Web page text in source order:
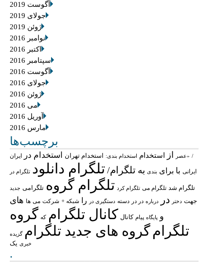
آگوست 2019
جولای 2019
ژوئن 2019
نوامبر 2016
اکتبر 2016
سپتامبر 2016
آگوست 2016
جولای 2016
ژوئن 2016
می 2016
آوریل 2016
مارس 2016
برچسب‌ها
«عصر از استخدام استخدام بندی: استخدام تهران استخدام در ایران
ایرانی با برای بندی بهتلگرام/تلگرام دانلود تلگرام در
تلگرام شد تلگرام می تلگرام کرد تلگرام گروه تلگرامی جدید
جهت دختر در درباره در در دسته دستگیری در را شبکه + شرکت می ها
های
پایگاه پیام کانال کانال تلگرام که گروه
تلگرامگروه های جدید تلگرام گزیده
خبری یک